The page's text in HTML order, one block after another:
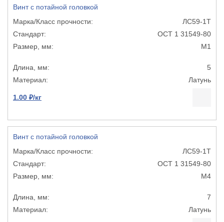
Винт с потайной головкой
ЛС59-1Т
ОСТ 1 31549-80
М1
5
Латунь
1.00 ₽/кг
Винт с потайной головкой
ЛС59-1Т
ОСТ 1 31549-80
М4
7
Латунь